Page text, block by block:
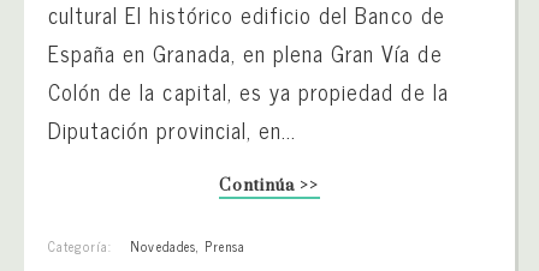
cultural El histórico edificio del Banco de
España en Granada, en plena Gran Vía de
Colón de la capital, es ya propiedad de la
Diputación provincial, en...
Continúa >>
Categoría: Novedades, Prensa